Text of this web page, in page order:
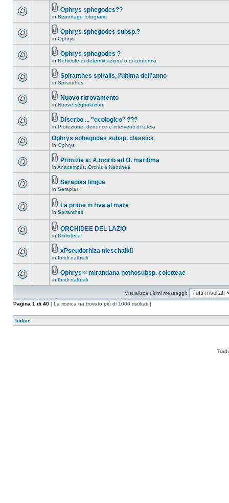
Ophrys sphegodes??
in Reportage fotografici
Ophrys sphegodes subsp.?
in Ophrys
Ophrys sphegodes ?
in Richieste di determinazione o di conferma
Spiranthes spiralis, l'ultima dell'anno
in Spiranthes
Nuovo ritrovamento
in Nuove segnalazioni
Diserbo ... "ecologico" ???
in Protezione, denunce e interventi di tutela
Ophrys sphegodes subsp. classica
in Ophrys
Primizie a: A.morio ed O. maritima
in Anacamptis, Orchis e Neotinea
Serapias lingua
in Serapias
Le prime in riva al mare
in Spiranthes
ORCHIDEE DEL LAZIO
in Biblioteca
xPseudorhiza nieschalkii
in Ibridi naturali
Ophrys × mirandana nothosubsp. coletteae
in Ibridi naturali
Visualizza ultimi messaggi:
Pagina 1 di 40 [ La ricerca ha trovato più di 1000 risultati ]
Indice